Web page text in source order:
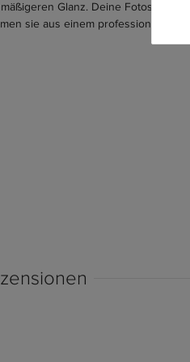
Glanz. Deine Fotos werden
sie aus einem professionellen